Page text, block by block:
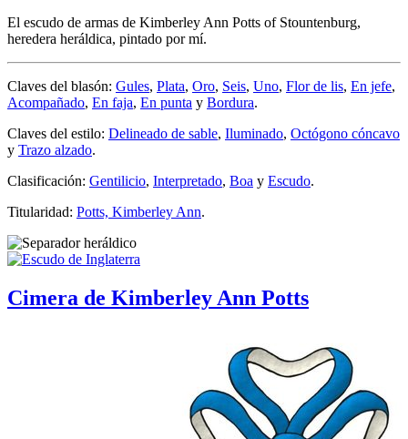
El escudo de armas de Kimberley Ann Potts of Stountenburg,
heredera heráldica, pintado por mí.
Claves del blasón: Gules, Plata, Oro, Seis, Uno, Flor de lis, En jefe,
Acompañado, En faja, En punta y Bordura.
Claves del estilo: Delineado de sable, Iluminado, Octógono cóncavo
y Trazo alzado.
Clasificación: Gentilicio, Interpretado, Boa y Escudo.
Titularidad: Potts, Kimberley Ann.
Cimera de Kimberley Ann Potts